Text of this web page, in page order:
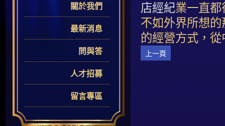
關於我們
最新消息
問與答
人才招募
留言專區
店經紀業一直
不如外界所想
的經營方式，
上一頁